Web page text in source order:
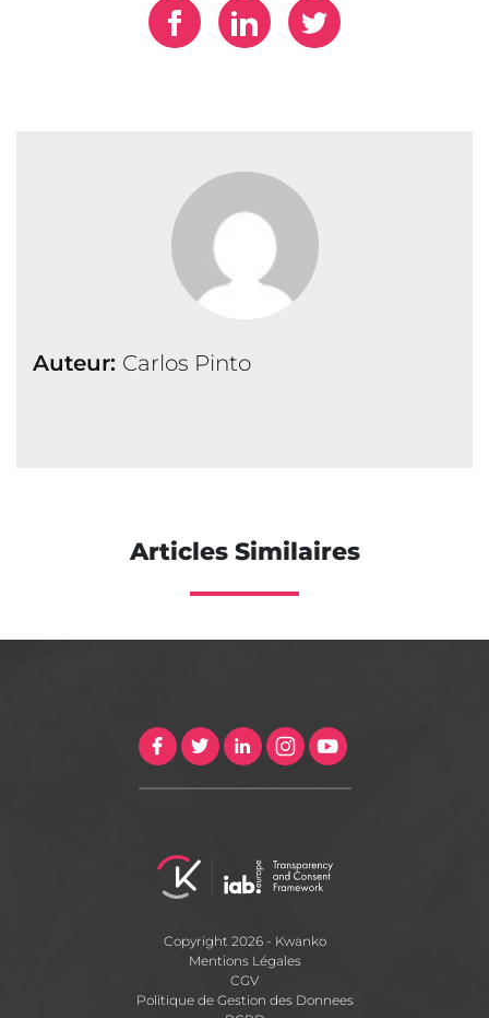
Auteur: Carlos Pinto
Articles Similaires
Copyright 2026 - Kwanko
Mentions Légales
CGV
Politique de Gestion des Donnees